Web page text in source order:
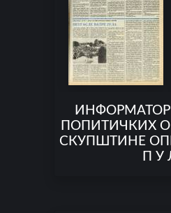
ПОПИТИЧКИХ
СКУПШТИНЕ
П У